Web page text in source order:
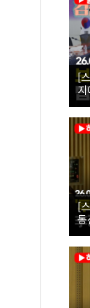
[
지
[
동
대